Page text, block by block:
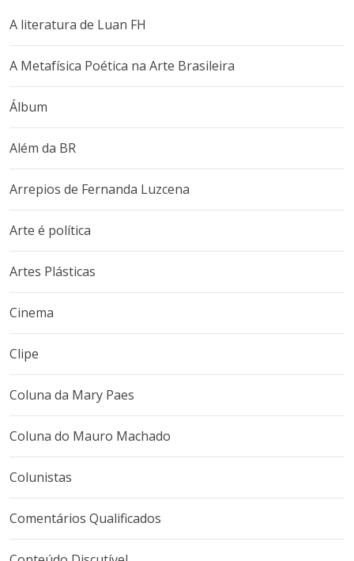
A literatura de Luan FH
A Metafísica Poética na Arte Brasileira
Álbum
Além da BR
Arrepios de Fernanda Luzcena
Arte é política
Artes Plásticas
Cinema
Clipe
Coluna da Mary Paes
Coluna do Mauro Machado
Colunistas
Comentários Qualificados